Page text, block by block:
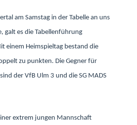
am Samstag in der Tabelle an uns
galt es die Tabellenführung
einem Heimspieltag bestand die
zu punkten. Die Gegner für
der VfB Ulm 3 und die SG MADS
extrem jungen Mannschaft